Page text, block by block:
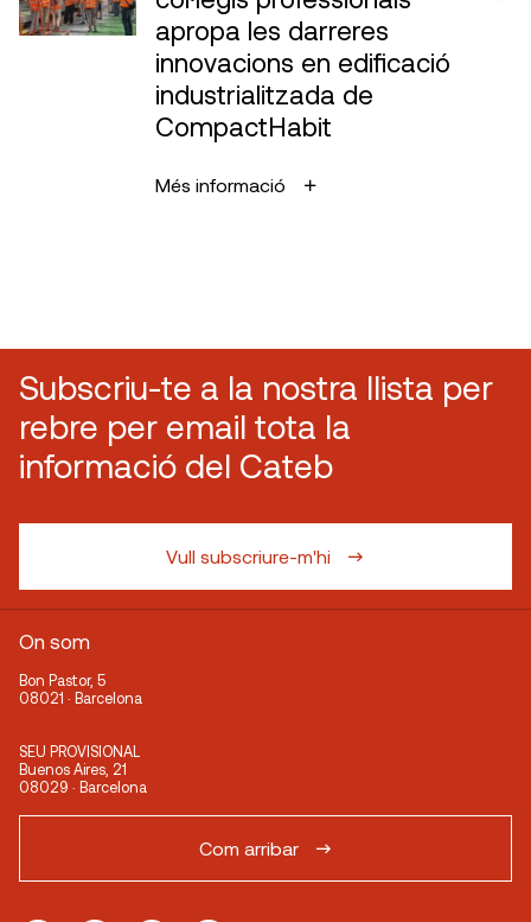
apropa les darreres
innovacions en edificació
industrialitzada de
CompactHabit
Més informació
Subscriu-te a la nostra llista per
rebre per email tota la
informació del Cateb
Vull subscriure-m'hi
On som
Bon Pastor, 5
08021 · Barcelona
SEU PROVISIONAL
Buenos Aires, 21
08029 · Barcelona
Com arribar